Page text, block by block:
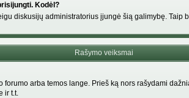
Kodėl?
diskusijų administratorius įjungė šią galimybę.
Rašymo veiksmai
arba temos lange. Prieš ką nors rašydami
ir t.t.